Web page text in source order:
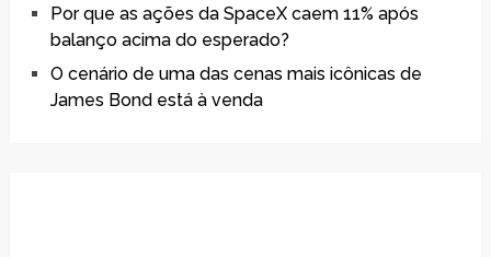
Por que as ações da SpaceX caem 11% após
balanço acima do esperado?
O cenário de uma das cenas mais icônicas de
James Bond está à venda